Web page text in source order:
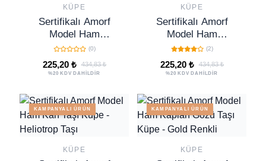
KÜPE
Sertifikalı Amorf
Model Ham
Kahverengi Obsidyen
Taşı Küpe
(0)
225,20 ₺ 434,83 ₺
%20 KDV DAHİLDİR
KÜPE
Sertifikalı Amorf
Model Ham
Kahverengi Yıldız
Taşı Küpe
(2)
225,20 ₺ 434,83 ₺
%20 KDV DAHİLDİR
KAMPANYALI ÜRÜN
KÜPE
KAMPANYALI ÜRÜN
KÜPE